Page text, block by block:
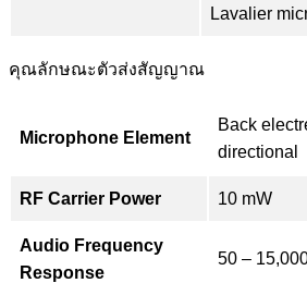
Lavalier
คุณลักษณะตัวส่งสัญญาณ
Microphone Element
Back
directional
RF Carrier Power 10 mW
Audio Frequency
Response
50 –